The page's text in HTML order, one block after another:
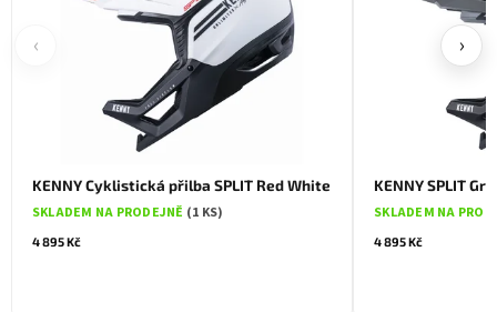
‹
KENNY Cyklistická přilba SPLIT Red White
SKLADEM NA PRODEJNĚ (1 KS)
4 895 Kč
KENNY SPLIT
SKLADEM NA
4 895 Kč
›